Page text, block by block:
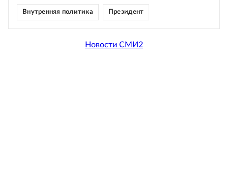
Внутренняя политика Президент
Новости СМИ2